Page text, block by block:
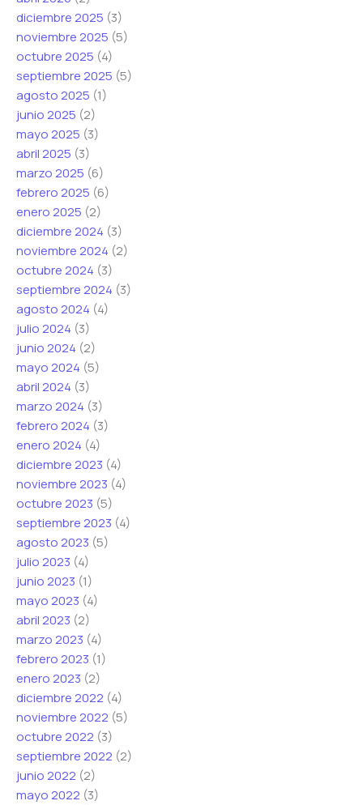
diciembre 2025 (3)
noviembre 2025 (5)
octubre 2025 (4)
septiembre 2025 (5)
agosto 2025 (1)
junio 2025 (2)
mayo 2025 (3)
abril 2025 (3)
marzo 2025 (6)
febrero 2025 (6)
enero 2025 (2)
diciembre 2024 (3)
noviembre 2024 (2)
octubre 2024 (3)
septiembre 2024 (3)
agosto 2024 (4)
julio 2024 (3)
junio 2024 (2)
mayo 2024 (5)
abril 2024 (3)
marzo 2024 (3)
febrero 2024 (3)
enero 2024 (4)
diciembre 2023 (4)
noviembre 2023 (4)
octubre 2023 (5)
septiembre 2023 (4)
agosto 2023 (5)
julio 2023 (4)
junio 2023 (1)
mayo 2023 (4)
abril 2023 (2)
marzo 2023 (4)
febrero 2023 (1)
enero 2023 (2)
diciembre 2022 (4)
noviembre 2022 (5)
octubre 2022 (3)
septiembre 2022 (2)
junio 2022 (2)
mayo 2022 (3)